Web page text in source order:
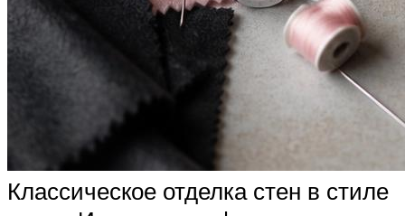
Классическое отделка стен в стиле